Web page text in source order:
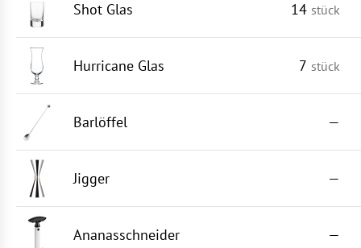
Shot Glas 14 stück
Hurricane Glas 7 stück
Barlöffel —
Jigger —
Ananasschneider —